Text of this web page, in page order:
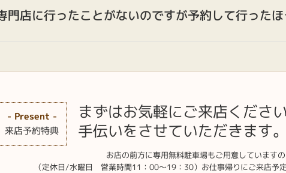
門店に行ったことがないのですが予約して行った
りなど仕事着で気軽に来店される方も多いです。
様は遅くまでお仕事をされたり、土日祝日は彼女とデートだったりと時
来ていただいています。来店予約なしでお見えになられるお客様も多い
だけるのでWEBまたはお電話での来店予約をお勧めいたします。
- Present -
来店予約特典
まずはお気軽にご来店くださ
手伝いをさせていただきます。
お店の前方に専用無料駐車場もご用意しています
（定休日/水曜日 営業時間11：00～19：30）お仕事帰りにご来店予